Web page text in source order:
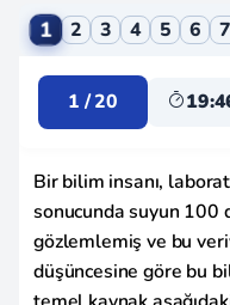
9. Sınıf Din Kültürü
1 2 3 4 5 6 7
1 / 20
Bir bilim insanı,
sonucunda suyun 100
gözlemlemiş ve bu
düşüncesine göre bu